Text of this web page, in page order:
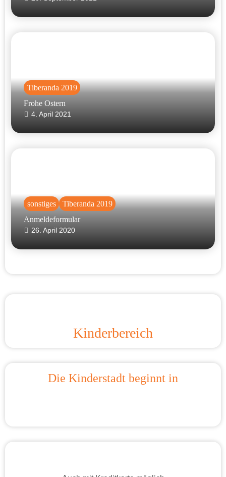
Tiberanda 2019
Frohe Ostern
4. April 2021
sonstiges
Tiberanda 2019
Anmeldeformular
26. April 2020
Kinderbereich
Die Kinderstadt beginnt in